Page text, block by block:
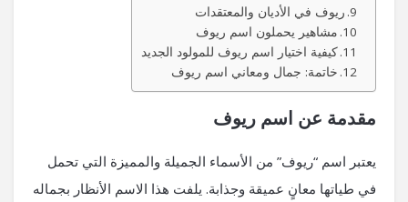
ريوف في الأديان والمعتقدات
مشاهير يحملون اسم ريوف
كيفية اختيار اسم ريوف للمولود الجديد
خاتمة: جمال ومعاني اسم ريوف
مقدمة عن اسم ريوف
يعتبر اسم “ريوف” من الأسماء الجميلة والمميزة التي تحمل
في طياتها معانٍ عميقة وجذابة. يلفت هذا الاسم الأنظار بجماله